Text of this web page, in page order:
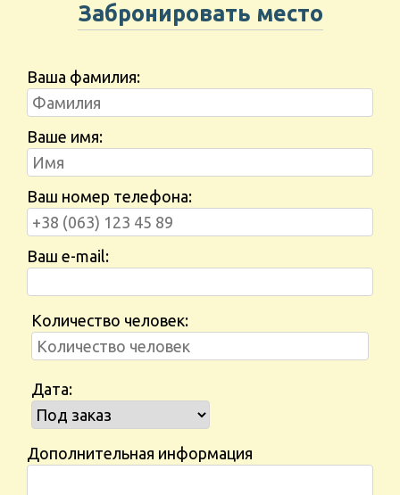
Забронировать место
Ваша фамилия:
Ваше имя:
Ваш номер телефона:
Ваш e-mail:
Количество человек:
Дата:
Дополнительная информация